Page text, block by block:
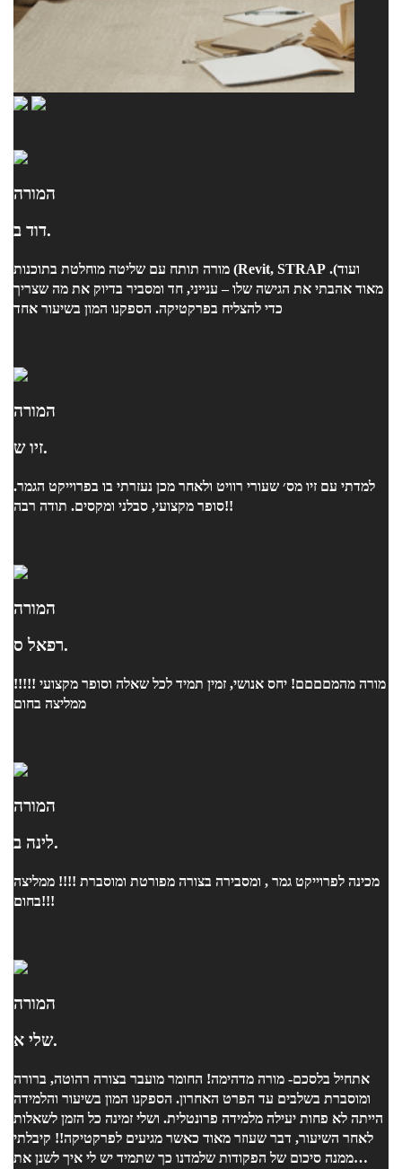
המורה
דוד ב.
מורה תותח עם שליטה מוחלטת בתוכנות (Revit, STRAP ועוד).
מאוד אהבתי את הגישה שלו – ענייני, חד ומסביר בדיוק את מה שצריך
כדי להצליח בפרקטיקה. הספקנו המון בשיעור אחד
המורה
זיו ש.
למדתי עם זיו מס׳ שעורי רוויט ולאחר מכן נעזרתי בו בפרוייקט הגמר.
סופר מקצועי, סבלני ומקסים. תודה רבה!!
המורה
רפאל ס.
מורה מהמםםםם! יחס אנושי, זמין תמיד לכל שאלה וסופר מקצועי !!!!!
ממליצה בחום
המורה
לינה ב.
מכינה לפרוייקט גמר , ומסבירה בצורה מפורטת ומוסברת !!!! ממליצה
בחום!!!
המורה
שלי א.
אתחיל בלסכם- מורה מדהימה! החומר מועבר בצורה רהוטה, ברורה
ומוסברת בשלבים עד הפרט האחרון. הספקנו המון בשיעור והלמידה
הייתה לא פחות יעילה מלמידה פרונטלית. ושלי זמינה כל הזמן לשאלות
לאחר השיעור, דבר שעוזר מאוד כאשר מגיעים לפרקטיקה!! קיבלתי
ממנה סיכום של הפקודות שלמדנו כך שתמיד יש לי איך לשנן את